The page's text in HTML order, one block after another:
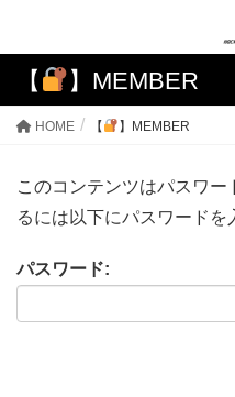
【 】MEMBER
HOME 【 】MEMBER
このコンテンツはパスワ
るには以下にパスワードを
パスワード: